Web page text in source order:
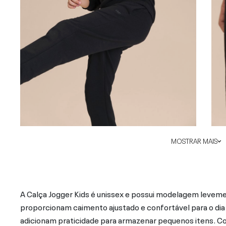
MOSTRAR MAIS
A Calça Jogger Kids é unissex e possui modelagem
proporcionam caimento ajustado e confortável para o
adicionam praticidade para armazenar pequenos itens.